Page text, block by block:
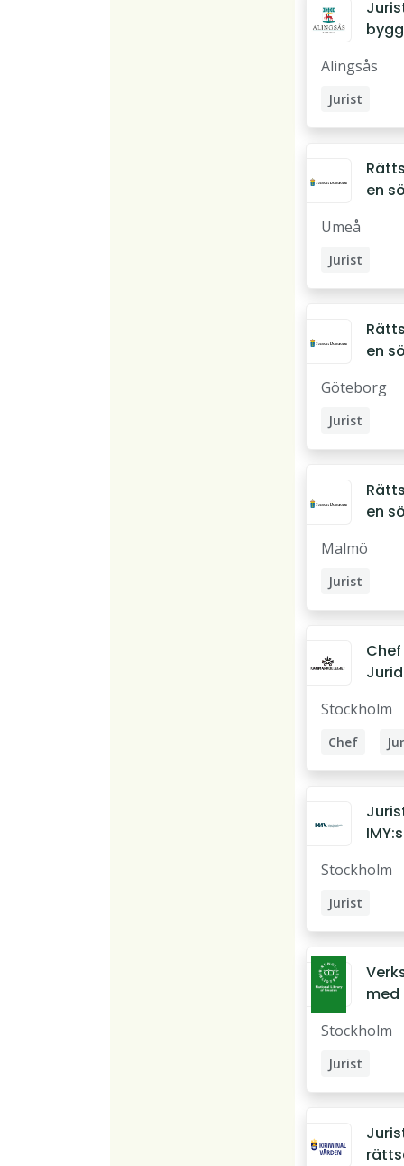
till
Alingsås
Jurist
en
Umeå
Jurist
Domare
Assessor
en
Göteborg
Jurist
Domare
Assessor
en
Malmö
Jurist
Domare
Assessor
n på
Stockholm
Chef
IMY:s
Stockholm
Jurist
med
Stockholm
Jurist
Verksjurist